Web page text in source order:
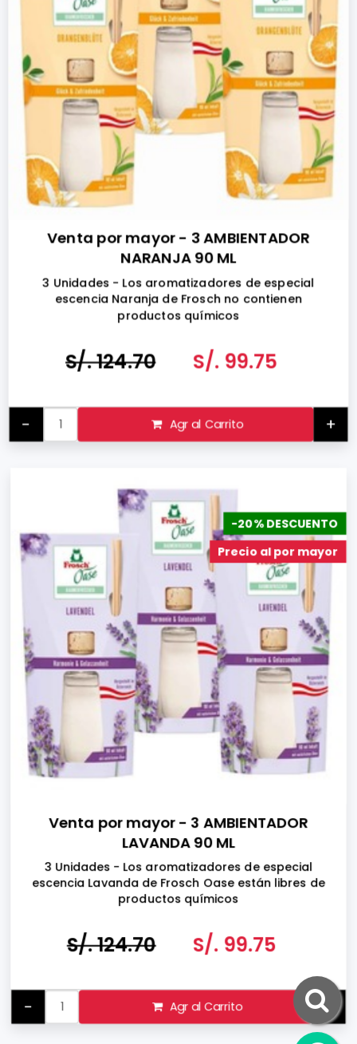
Venta por mayor - 3 AMBIENTADOR
NARANJA 90 ML
3 Unidades - Los aromatizadores de especial
escencia Naranja de Frosch no contienen
productos químicos
Hecho en Alemania
S/. 124.70 S/. 99.75
- Agr al Carrito +
-20% DESCUENTO
Precio al por mayor
Venta por mayor - 3 AMBIENTADOR
LAVANDA 90 ML
3 Unidades - Los aromatizadores de especial
escencia Lavanda de Frosch Oase están libres de
productos químicos
S/. 124.70 S/. 99.75
- Agr al Carrito +